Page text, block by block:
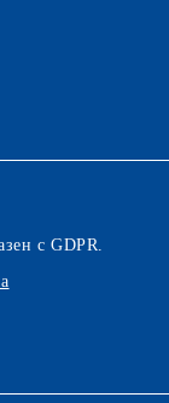
с GDPR.